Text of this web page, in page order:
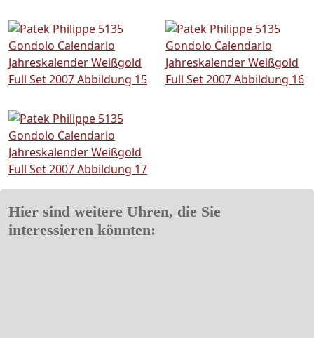
Hier sind weitere Uhren, die Sie
interessieren könnten: